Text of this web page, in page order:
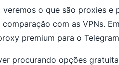
veremos o que são proxies e
comparação com as VPNs.
premium para o
procurando opções